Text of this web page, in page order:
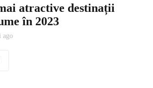
atractive destinații
în 2023
ago